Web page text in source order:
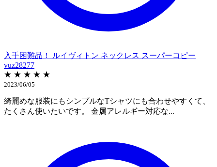
入手困難品！ ​ルイヴィトン ネックレス スーパーコピー
vuz28277
★ ★ ★ ★ ★
2023/06/05
綺麗めな服装にもシンプルなTシャツにも合わせやすくて、
たくさん使いたいです。 金属アレルギー対応な...